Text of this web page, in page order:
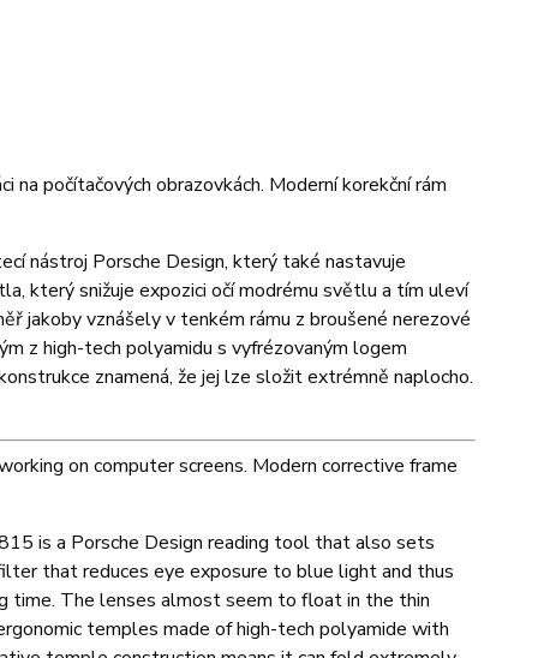
počítačových obrazovkách. Moderní korekční rám
nástroj Porsche Design, který také nastavuje
který snižuje expozici očí modrému světlu a tím uleví
jakoby vznášely v tenkém rámu z broušené nerezové
z high-tech polyamidu s vyfrézovaným logem
znamená, že jej lze složit extrémně naplocho.
on computer screens. Modern corrective frame
is a Porsche Design reading tool that also sets
that reduces eye exposure to blue light and thus
time. The lenses almost seem to float in the thin
temples made of high-tech polyamide with